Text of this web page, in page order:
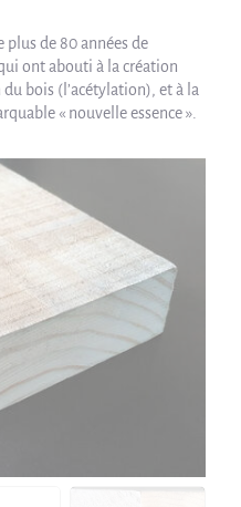
plus de 80 années de
ont abouti à la création
bois (l’acétylation), et à la
« nouvelle essence ».